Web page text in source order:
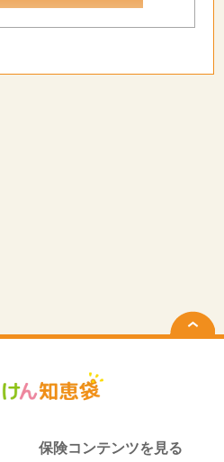
保険コンテンツを見る